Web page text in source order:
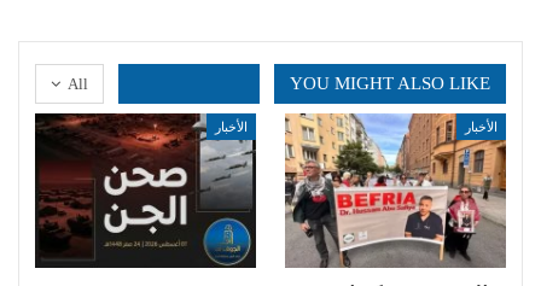
All YOU MIGHT ALSO LIKE
الأخبار الأخبار